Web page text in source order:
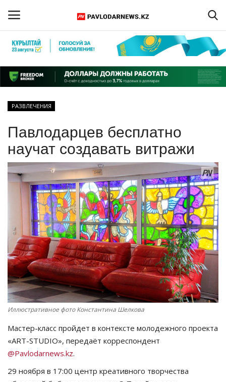
Регистрация
Главная
ПАВЛОДАРСКАЯ ОБЛАСТЬ
КАЗАХСТАН
МИР
СПЕЦПРОЕКТЫ
СПОРТ
Чек-лист
РАЗВЛЕЧЕНИЯ
Язык
РАЗВЛЕЧЕНИЯ
Павлодарцев бесплатно
научат создавать витражи
Иллюстративное фото Константина Шелкова
Мастер-класс пройдет в контексте молодежного проекта
«ART-STUDIO», передаёт корреспондент
@Pavlodarnews.kz.
29 ноября в 17:00 центр креативного творчества